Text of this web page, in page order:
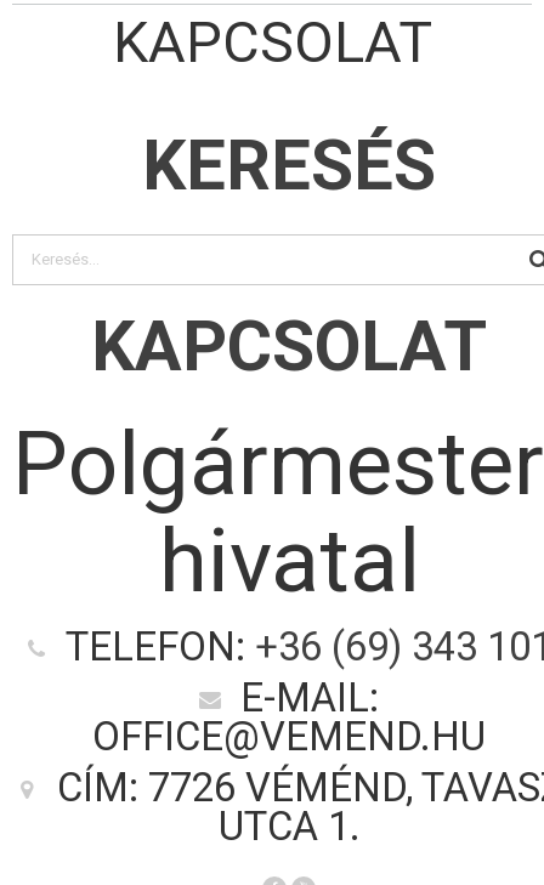
KAPCSOLAT
KERESÉS
KAPCSOLAT
hivatal
TELEFON: +36 (69) 343
E-MAIL:
OFFICE@VEMEND.HU
CÍM: 7726 VÉMÉND,
UTCA 1.